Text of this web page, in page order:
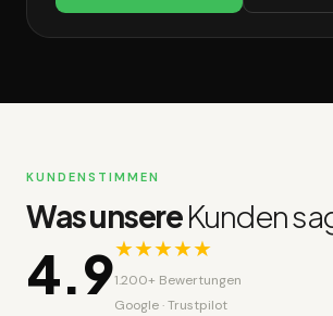
KUNDENSTIMMEN
Was unsereKunden
4.9★★★★★
1.200+ Bewertungen
Google · Trustpilot